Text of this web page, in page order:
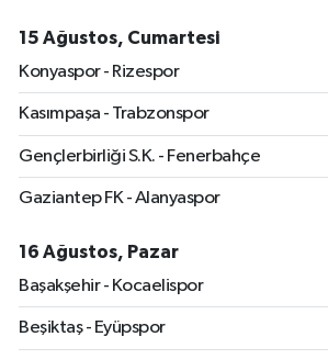
15 Ağustos, Cumartesi
Konyaspor - Rizespor
Kasımpaşa - Trabzonspor
Gençlerbirliği S.K. - Fenerbahçe
Gaziantep FK - Alanyaspor
16 Ağustos, Pazar
Başakşehir - Kocaelispor
Beşiktaş - Eyüpspor